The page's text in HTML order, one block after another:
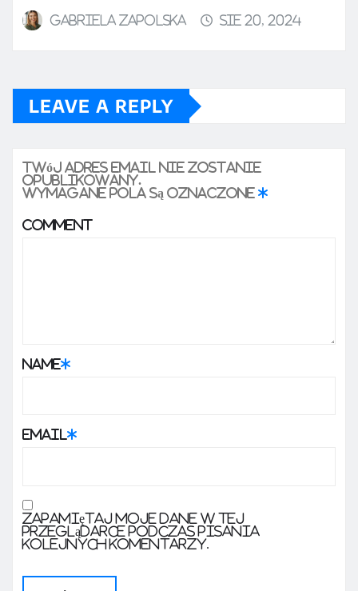
Gabriela Zapolska sie 20, 2024
LEAVE A REPLY
Twój adres email nie zostanie
opublikowany.
Wymagane pola są oznaczone *
Comment
Name*
Email *
Zapamiętaj moje dane w tej
przeglądarce podczas pisania
kolejnych komentarzy.